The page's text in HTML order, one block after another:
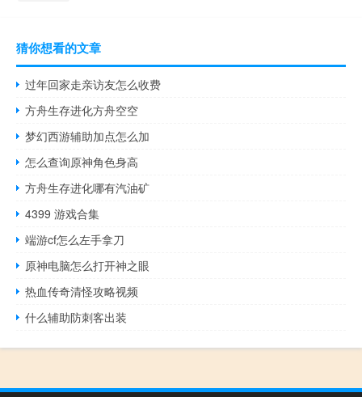
猜你想看的文章
过年回家走亲访友怎么收费
方舟生存进化方舟空空
梦幻西游辅助加点怎么加
怎么查询原神角色身高
方舟生存进化哪有汽油矿
4399 游戏合集
端游cf怎么左手拿刀
原神电脑怎么打开神之眼
热血传奇清怪攻略视频
什么辅助防刺客出装